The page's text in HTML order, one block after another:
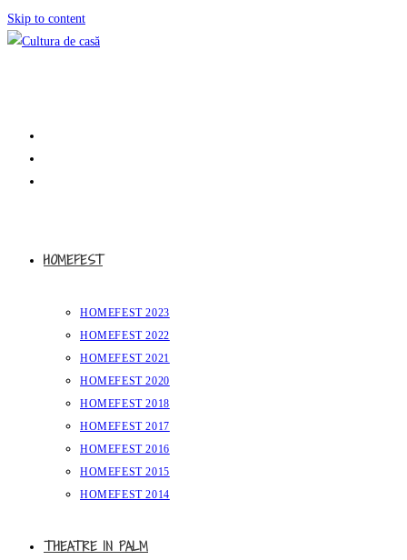
Skip to content
HOMEFEST
HOMEFEST 2023
HOMEFEST 2022
HOMEFEST 2021
HOMEFEST 2020
HOMEFEST 2018
HOMEFEST 2017
HOMEFEST 2016
HOMEFEST 2015
HOMEFEST 2014
THEATRE IN PALM